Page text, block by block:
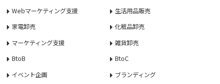
Webマーケティング支援
生活用品販売
家電卸売
化粧品卸売
マーケティング支援
雑貨卸売
BtoB
BtoC
イベント企画
ブランディング